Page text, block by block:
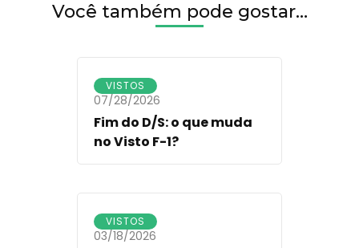
Você também pode gostar…
VISTOS
07/28/2026
Fim do D/S: o que muda
no Visto F-1?
VISTOS
03/18/2026